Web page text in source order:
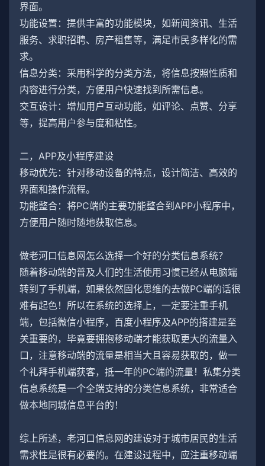
界面。
功能设置：提供丰富的功能模块，如新闻资讯、生活
服务、求职招聘、房产租售等，满足市民多样化的需
求。
信息分类：采用科学的分类方法，将信息按照性质和
内容进行分类，方便用户快速找到所需信息。
交互设计：增加用户互动功能，如评论、点赞、分享
等，提高用户参与度和粘性。
二，APP及小程序建设
移动优先：针对移动设备的特点，设计简洁、高效的
界面和操作流程。
功能整合：将PC端的主要功能整合到APP小程序中，
方便用户随时随地获取信息。
做老河口信息网怎么选择一个好的分类信息系统？
随着移动端的普及人们的生活使用习惯已经从电脑端
转到了手机端，如果依然固化思维的去做PC端的话很
难有起色！所以在系统的选择上，一定要注重手机
端，包括微信小程序，百度小程序及APP的搭建是至
关重要的，毕竟要拥抱移动端才能获取更大的流量入
口，注意移动端的流量是相当大且容易获取的，做一
个礼拜手机端获客，抵一年的PC端的流量！私集分类
信息系统是一个全端支持的分类信息系统，非常适合
做本地同城信息平台的！
综上所述，老河口信息网的建设对于城市居民的生活
需求性是很有必要的。在建设过程中，应注重移动端